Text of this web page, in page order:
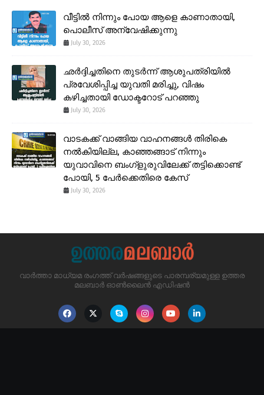
വീട്ടിൽ നിന്നും പോയ ആളെ കാണാതായി,
പൊലീസ് അന്വേഷിക്കുന്നു
July 30, 2026
ഛർദ്ദിച്ചതിനെ തുടർന്ന് ആശുപത്രിയിൽ
പ്രവേശിപ്പിച്ച യുവതി മരിച്ചു, വിഷം
കഴിച്ചതായി ഡോക്ടറോട് പറഞ്ഞു
July 30, 2026
വാടകക്ക് വാങ്ങിയ വാഹനങ്ങൾ തിരികെ
നൽകിയില്ല, കാഞ്ഞങ്ങാട് നിന്നും
യുവാവിനെ ബംഗ്ളുരുവിലേക്ക് തട്ടിക്കൊണ്ട്
പോയി, 5 പേർക്കെതിരെ കേസ്
July 30, 2026
വാർത്താ മാധ്യമ രംഗത്ത് വർഷങ്ങളുടെ പാരമ്പര്യമുള്ള ഉത്തര
മലബാർ ഓൺലൈൻ എഡിഷൻ